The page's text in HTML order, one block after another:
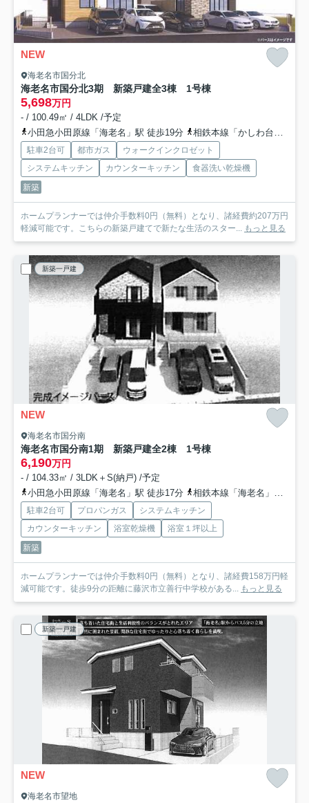
NEW
海老名市国分北
海老名市国分北3期 新築戸建全3棟 1号棟
5,698万円
- / 100.49㎡ / 4LDK /予定
小田急小田原線「海老名」駅 徒歩19分
相鉄本線「かしわ台」駅 徒歩21分
駐車2台可 都市ガス
ウォークインクロゼット
システムキッチン
カウンターキッチン
食器洗い乾燥機
新築
ホームプランナーでは仲介手数料0円（無料）となり、諸経費約207万円
軽減可能です。こちらの新築戸建てで新たな生活のスター... もっと見る
新築一戸建
NEW
海老名市国分南
海老名市国分南1期 新築戸建全2棟 1号棟
6,190万円
- / 104.33㎡ / 3LDK＋S(納戸) /予定
小田急小田原線「海老名」駅 徒歩17分
相鉄本線「海老名」駅 徒歩17分
駐車2台可 プロパンガス
システムキッチン
カウンターキッチン
浴室乾燥機
浴室１坪以上
新築
ホームプランナーでは仲介手数料0円（無料）となり、諸経費158万円軽
減可能です。徒歩9分の距離に藤沢市立善行中学校がある... もっと見る
新築一戸建
NEW
海老名市望地